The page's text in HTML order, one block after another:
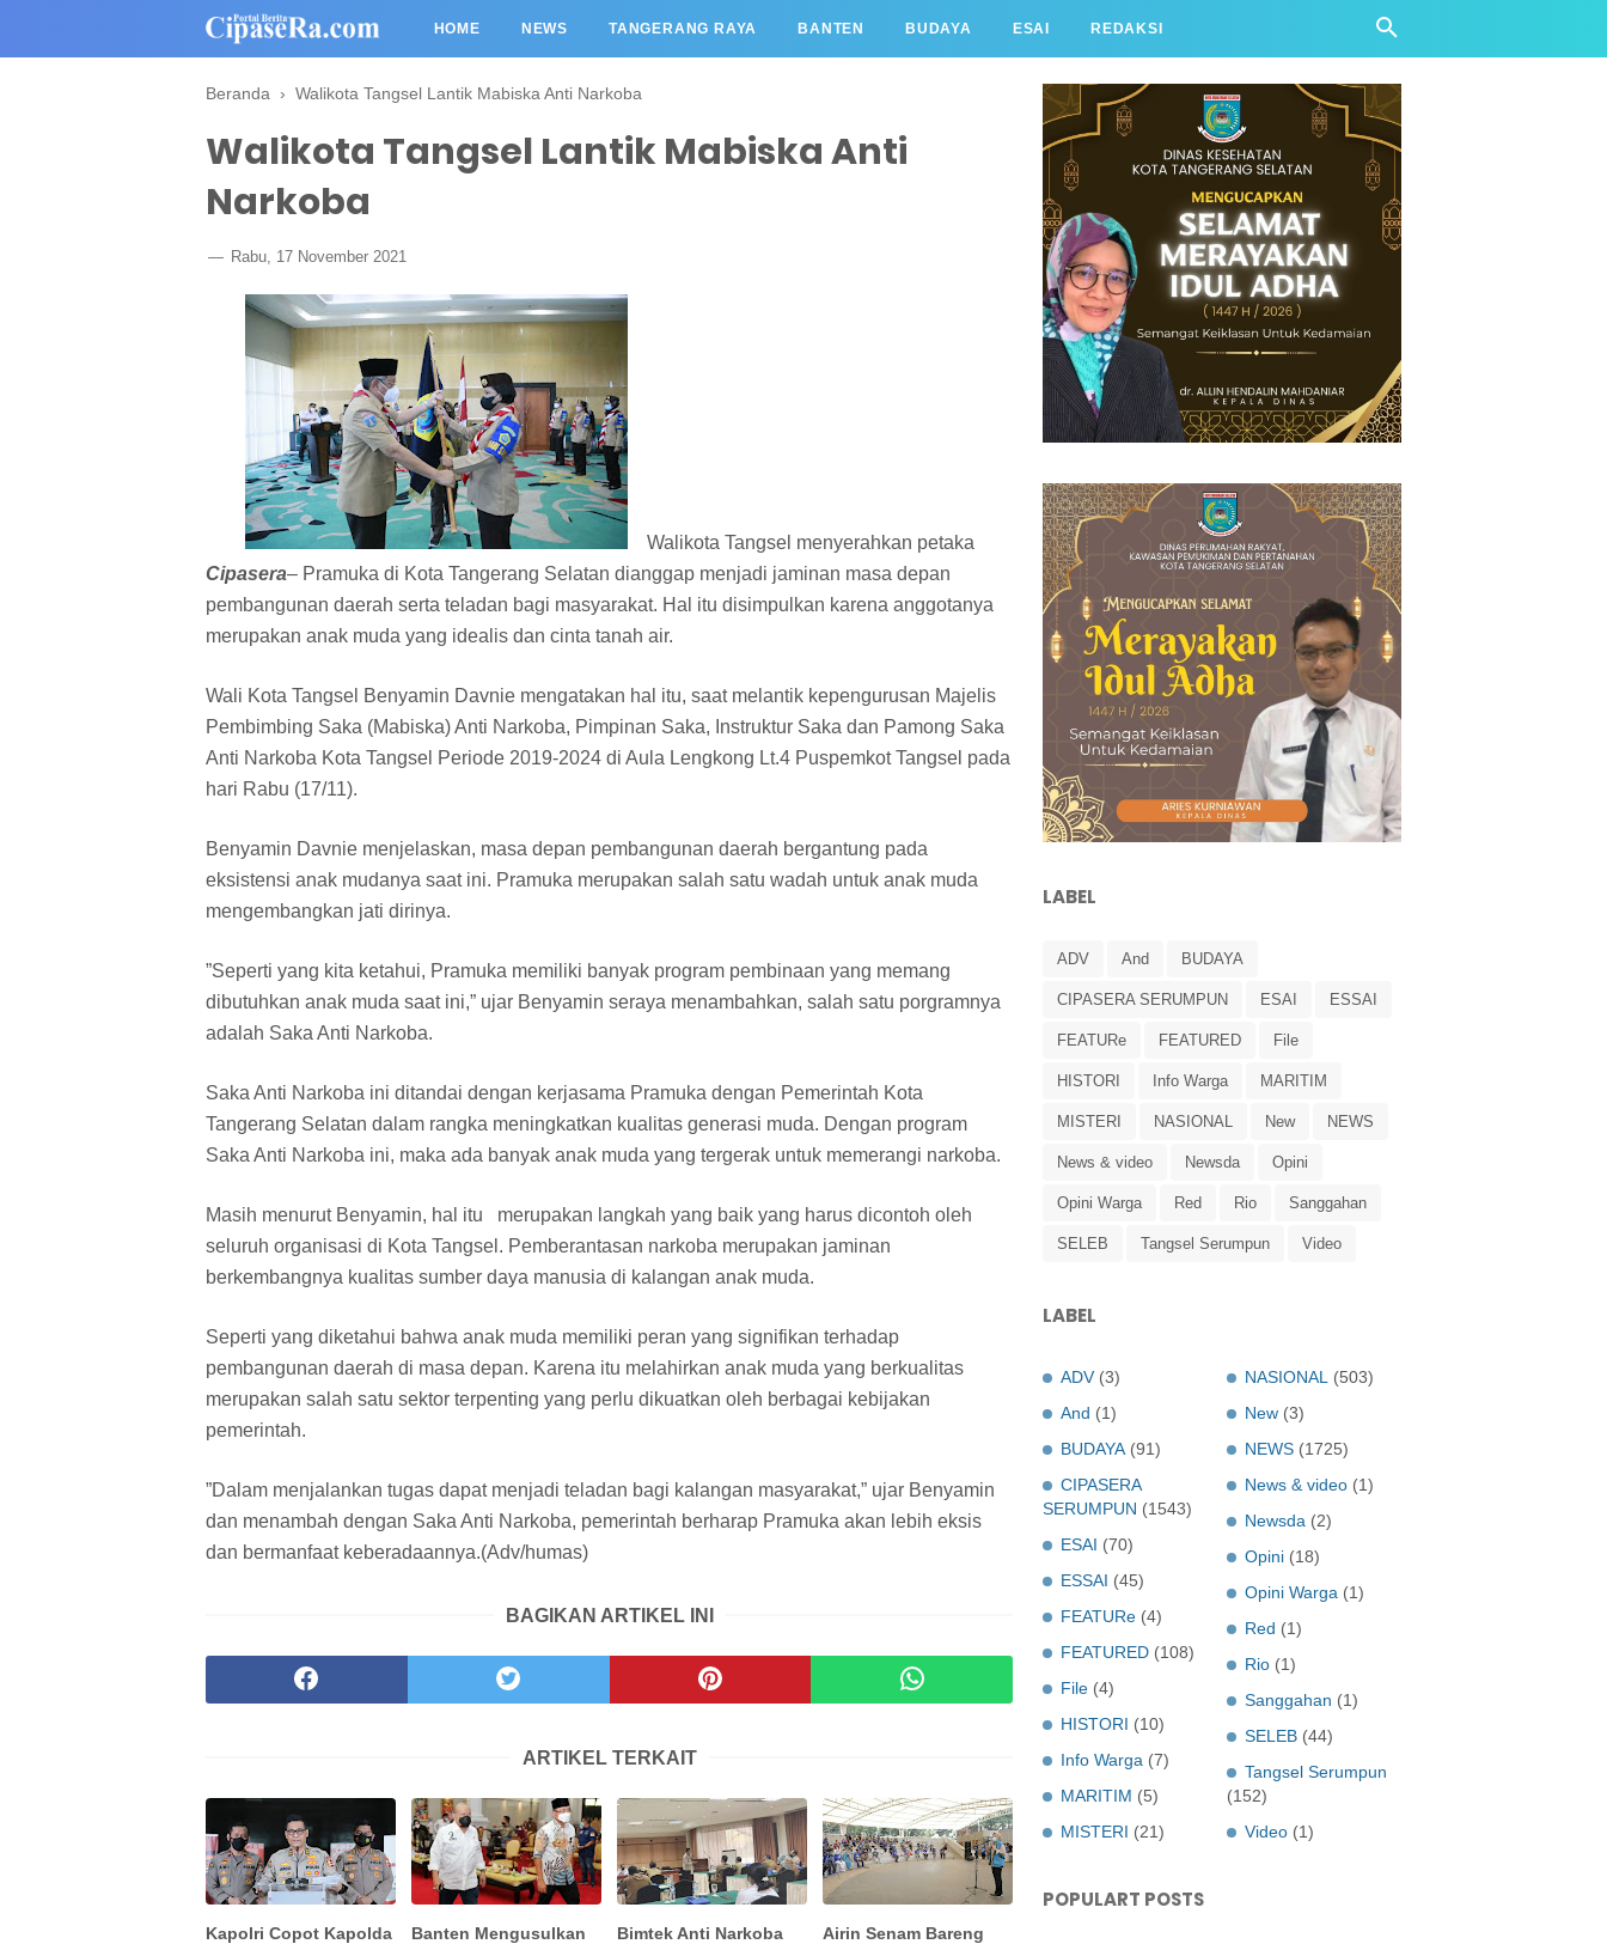
HOME NEWS TANGERANG RAYA BANTEN BUDAYA ESAI REDAKSI
Beranda › Walikota Tangsel Lantik Mabiska Anti Narkoba
Walikota Tangsel Lantik Mabiska Anti
Narkoba
Rabu, 17 November 2021
Walikota Tangsel menyerahkan petaka
Cipasera– Pramuka di Kota Tangerang Selatan dianggap menjadi jaminan masa depan
pembangunan daerah serta teladan bagi masyarakat. Hal itu disimpulkan karena anggotanya
merupakan anak muda yang idealis dan cinta tanah air.
Wali Kota Tangsel Benyamin Davnie mengatakan hal itu, saat melantik kepengurusan Majelis
Pembimbing Saka (Mabiska) Anti Narkoba, Pimpinan Saka, Instruktur Saka dan Pamong Saka
Anti Narkoba Kota Tangsel Periode 2019-2024 di Aula Lengkong Lt.4 Puspemkot Tangsel pada
hari Rabu (17/11).
Benyamin Davnie menjelaskan, masa depan pembangunan daerah bergantung pada
eksistensi anak mudanya saat ini. Pramuka merupakan salah satu wadah untuk anak muda
mengembangkan jati dirinya.
”Seperti yang kita ketahui, Pramuka memiliki banyak program pembinaan yang memang
dibutuhkan anak muda saat ini,” ujar Benyamin seraya menambahkan, salah satu porgramnya
adalah Saka Anti Narkoba.
Saka Anti Narkoba ini ditandai dengan kerjasama Pramuka dengan Pemerintah Kota
Tangerang Selatan dalam rangka meningkatkan kualitas generasi muda. Dengan program
Saka Anti Narkoba ini, maka ada banyak anak muda yang tergerak untuk memerangi narkoba.
Masih menurut Benyamin, hal itu merupakan langkah yang baik yang harus dicontoh oleh
seluruh organisasi di Kota Tangsel. Pemberantasan narkoba merupakan jaminan
berkembangnya kualitas sumber daya manusia di kalangan anak muda.
Seperti yang diketahui bahwa anak muda memiliki peran yang signifikan terhadap
pembangunan daerah di masa depan. Karena itu melahirkan anak muda yang berkualitas
merupakan salah satu sektor terpenting yang perlu dikuatkan oleh berbagai kebijakan
pemerintah.
”Dalam menjalankan tugas dapat menjadi teladan bagi kalangan masyarakat,” ujar Benyamin
dan menambah dengan Saka Anti Narkoba, pemerintah berharap Pramuka akan lebih eksis
dan bermanfaat keberadaannya.(Adv/humas)
BAGIKAN ARTIKEL INI
ARTIKEL TERKAIT
Kapolri Copot Kapolda
Banten Mengusulkan
Bimtek Anti Narkoba
Airin Senam Bareng
LABEL
ADV And BUDAYA
CIPASERA SERUMPUN ESAI ESSAI
FEATURe FEATURED File
HISTORI Info Warga MARITIM
MISTERI NASIONAL New NEWS
News & video Newsda Opini
Opini Warga Red Rio Sanggahan
SELEB Tangsel Serumpun Video
LABEL
ADV (3)
And (1)
BUDAYA (91)
CIPASERA
SERUMPUN (1543)
ESAI (70)
ESSAI (45)
FEATURe (4)
FEATURED (108)
File (4)
HISTORI (10)
Info Warga (7)
MARITIM (5)
MISTERI (21)
NASIONAL
(503)
New (3)
NEWS (1725)
News & video (1)
Newsda (2)
Opini (18)
Opini Warga (1)
Red (1)
Rio (1)
Sanggahan (1)
SELEB (44)
Tangsel Serumpun
(152)
Video (1)
POPULART POSTS